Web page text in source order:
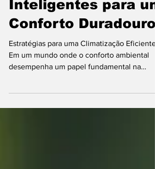
Inteligentes para um
Conforto Duradouro
Estratégias para uma Climatização Eficiente
Em um mundo onde o conforto ambiental
qualidade de vida, a...